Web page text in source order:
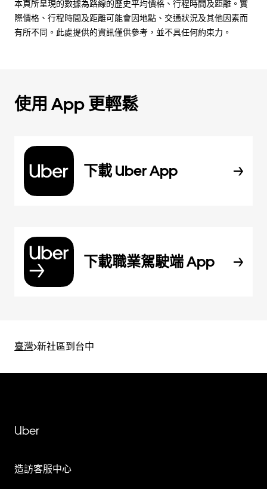
本頁所呈現的數據為路線的歷史平均價格、行程時間及距離。實
際價格、行程時間及距離可能會因地點、交通狀況及其他因素而
有所不同。此處提供的資訊僅供參考，並不具任何約束力。
使用 App 更輕鬆
下載 Uber App
下載職業駕駛端 App
臺灣>新社區到台中
Uber
造訪客服中心